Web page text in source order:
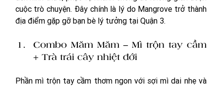
cuộc trò chuyện. Đây chính là lý do Mangrove trở thành
địa điểm gặp gỡ bạn bè lý tưởng tại Quận 3.
Combo Măm Măm – Mì trộn tay cầm
+ Trà trái cây nhiệt đới
Phần mì trộn tay cầm thơm ngon với sợi mì dai nhẹ và